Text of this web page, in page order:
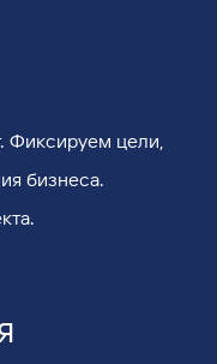
Фиксируем цели,
бизнеса.